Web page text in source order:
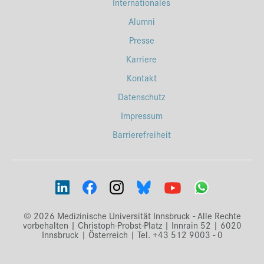
Alumni
Presse
Karriere
Kontakt
Datenschutz
Impressum
Barrierefreiheit
© 2026 Medizinische Universität Innsbruck - Alle Rechte
vorbehalten | Christoph-Probst-Platz | Innrain 52 | 6020
Innsbruck | Österreich | Tel. +43 512 9003 - 0